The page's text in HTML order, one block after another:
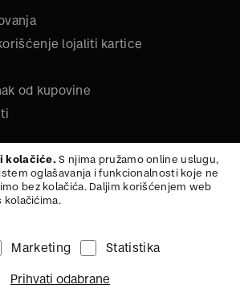
lojaliti kartice
od kupovine
kolačiće. S njima pružamo online uslugu,
oglašavanja i funkcionalnosti koje ne
bez kolačića. Daljim korišćenjem web
kolačićima.
Marketing Statistika
Prihvati odabrane